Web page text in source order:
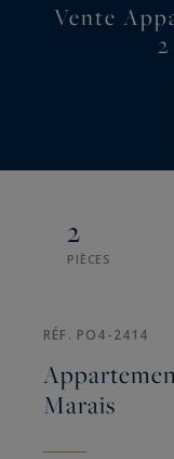
Vente
2
PIÈCES
RÉF. PO4-2414
Marais